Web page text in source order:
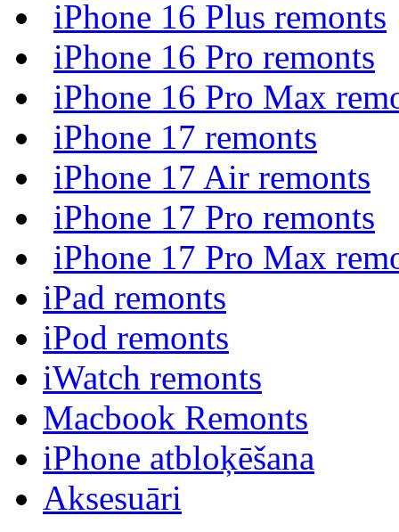
iPhone 16 Plus remonts
iPhone 16 Pro remonts
iPhone 16 Pro Max
iPhone 17 remonts
iPhone 17 Air remonts
iPhone 17 Pro remonts
iPhone 17 Pro Max
iPad remonts
iPod remonts
iWatch remonts
Macbook Remonts
iPhone atbloķēšana
Aksesuāri